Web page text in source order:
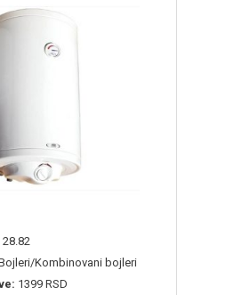
28.82
Kombinovani bojleri
1399 RSD